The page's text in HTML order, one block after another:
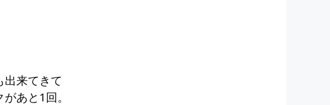
出来てきて
があと1回。